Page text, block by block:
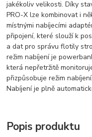
jakékoliv velikosti. Díky
PRO-X lze kombinovat i
místnými nabíjecími
připojení, které slouží k
a dat pro správu flotily
režim nabíjení je
která nepřetržitě
přizpůsobuje režim
Nabíjení je plně
Popis produktu